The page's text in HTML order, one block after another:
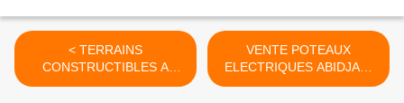
< TERRAINS
CONSTRUCTIBLES A
VENDRE
VENTE POTEAUX
ELECTRIQUES ABIDJAN-
YAMOUSSOUKRO >